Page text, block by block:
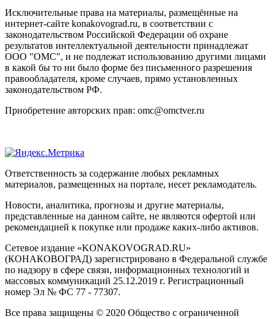
Исключительные права на материалы, размещённые на
интернет-сайте konakovograd.ru, в соответствии с
законодательством Российской Федерации об охране
результатов интеллектуальной деятельности принадлежат
ООО "ОМС", и не подлежат использованию другими лицами
в какой бы то ни было форме без письменного разрешения
правообладателя, кроме случаев, прямо установленных
законодательством РФ.
Приобретение авторских прав: omc@omctver.ru
Ответственность за содержание любых рекламных
материалов, размещенных на портале, несет рекламодатель.
Новости, аналитика, прогнозы и другие материалы,
представленные на данном сайте, не являются офертой или
рекомендацией к покупке или продаже каких-либо активов.
Сетевое издание «KONAKOVOGRAD.RU»
(КОНАКОВОГРАД) зарегистрировано в Федеральной службе
по надзору в сфере связи, информационных технологий и
массовых коммуникаций 25.12.2019 г. Регистрационный
номер Эл № ФС 77 - 77307.
Все права защищены © 2020 Общество с ограниченной